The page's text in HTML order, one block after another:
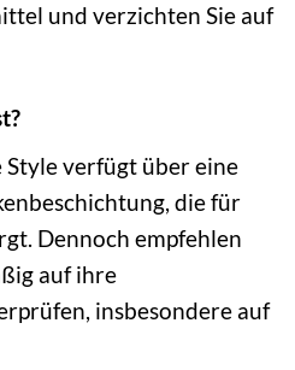
und verzichten Sie auf
Style verfügt über eine
die für
Dennoch empfehlen
auf ihre
insbesondere auf